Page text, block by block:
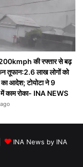
की रफ्तार से बढ़
तूफान:2.6 लाख लोगों को
आदेश; टोयोटा ने 9
में काम रोका- INA NEWS
INA News by INA